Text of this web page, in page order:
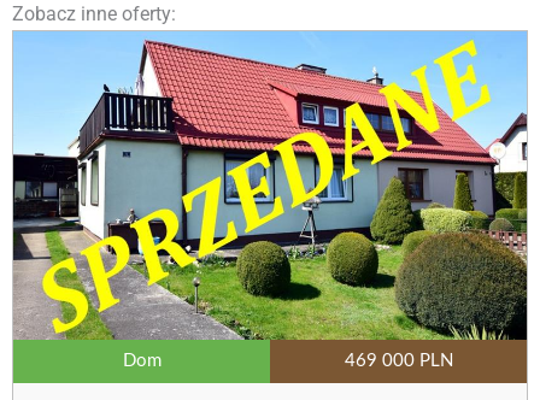
Zobacz inne oferty:
Dom 469 000 PLN